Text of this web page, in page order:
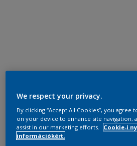
We respect your privacy.
By clicking “Accept All Cookies”, you
on your device to enhance site navigation,
assist in our marketing efforts.
Cookie-i
információkért.